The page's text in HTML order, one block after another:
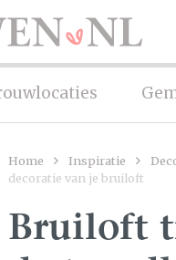
Home Inspiratie
decoratie van je bruiloft
Bruiloft